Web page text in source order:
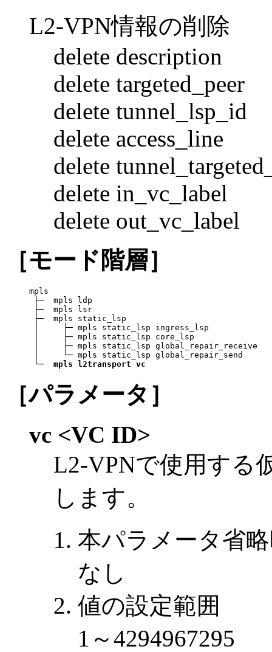
L2-VPN情報の削除
delete description
delete targeted_peer
delete tunnel_lsp_id
delete access_line
delete
delete in_vc_label
delete out_vc_label
［モード階層］
mpls
├─  mpls ldp
├─  mpls lsr
├─  mpls static_lsp
│     ├─ mpls static_lsp ingress_lsp
│     ├─ mpls static_lsp core_lsp
│     ├─ mpls static_lsp global_repair_receive
│     └─ mpls static_lsp global_repair_send
└─ mpls l2transport vc
［パラメータ］
vc <VC ID>
L2-VPNで使用する
します。
本パラメータ省
なし
値の設定範囲
1～4294967295